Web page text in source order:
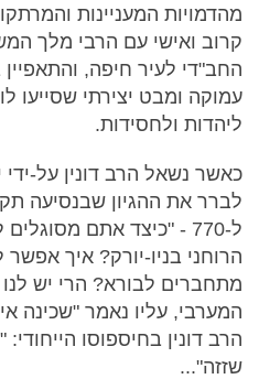
מהדמויות המעניינות
קרוב ואישי עם הרבי מלך
החב"די לעיר חיפה,
עמוקה ומבט יצירתי שסייעו
ליהדות ולחסידות.
כאשר נשאל הרב דונין על-
לברר את ההגיון שבנסיעה
ל-770 - "כיצד אתם
הרוחני בניו-יורק? איך
מתחברים לבורא? הרי יש
המערבי, עליו נאמר "שכינה
הרב דונין בחיספוסו
שזזה"...